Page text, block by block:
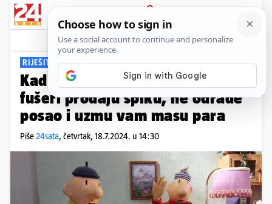
PRIJAVA
Viral Komentari
RIJEŠITE I ANKETU
Kad vas majstori 'ožene': Kako
fušeri prodaju spiku, ne odrade
posao i uzmu vam masu para
Piše24sata, četvrtak, 18.7.2024. u 14:30